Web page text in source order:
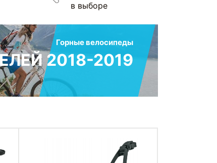
в выборе
Горные велосипеды
2018-2019